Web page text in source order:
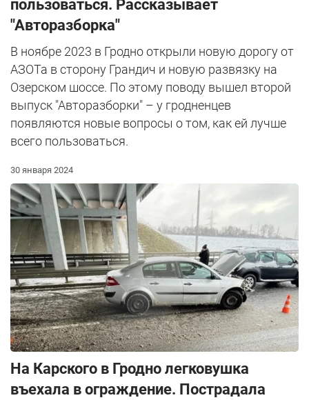
пользоваться. Рассказывает
"Авторазборка"
В ноябре 2023 в Гродно открыли новую дорогу от
АЗОТа в сторону Грандич и новую развязку на
Озерском шоссе. По этому поводу вышел второй
выпуск "Авторазборки" – у гродненцев
появляются новые вопросы о том, как ей лучше
всего пользоваться.
30 января 2024
На Карского в Гродно легковушка
въехала в ограждение. Пострадала